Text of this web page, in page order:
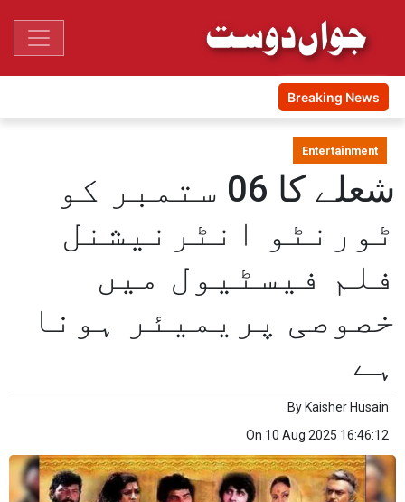
Breaking News
Entertainment
شعلے کا 06 ستمبر کو
ٹورنٹو انٹرنیشنل
فلم فیسٹیول میں
خصوصی پریمیئر ہونا
ہے
By Kaisher Husain
On 10 Aug 2025 16:46:12